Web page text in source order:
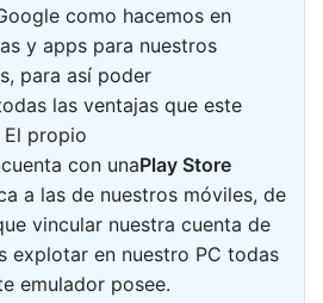
como hacemos en
y apps para nuestros
para así poder
las ventajas que este
propio
cuenta con unaPlay Store
a las de nuestros móviles, de
vincular nuestra cuenta de
explotar en nuestro PC todas
emulador posee.